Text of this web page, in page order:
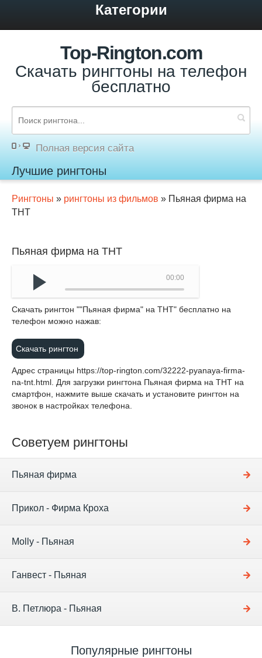
Категории
Top-Rington.com
Скачать рингтоны на телефон
бесплатно
Полная версия сайта
Лучшие рингтоны
Рингтоны » рингтоны из фильмов » Пьяная фирма на
ТНТ
Пьяная фирма на ТНТ
00:00
Cкачать рингтон ""Пьяная фирма" на ТНТ" бесплатно на
телефон можно нажав:
Скачать рингтон
Адрес страницы https://top-rington.com/32222-pyanaya-firma-
na-tnt.html . Для загрузки рингтона Пьяная фирма на ТНТ на
смартфон, нажмите выше скачать и установите рингтон на
звонок в настройках телефона.
Советуем рингтоны
Пьяная фирма
Прикол - Фирма Кроха
Molly - Пьяная
Ганвест - Пьяная
В. Петлюра - Пьяная
Популярные рингтоны